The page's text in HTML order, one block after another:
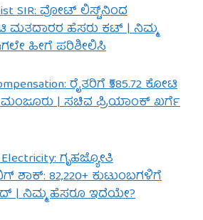
SIR: ವೋಟ್ ಲಿಸ್ಟ್‌ನಿಂದ
ಮತದಾರರ ಹೆಸರು ಕಟ್ | ನಿಮ್ಮ
ಹೀಗೆ ಪರಿಶೀಲಿಸಿ
ರೈತರಿಗೆ ₹585.72 ಕೋಟಿ
| ಸಚಿವ ಪ್ರಿಯಾಂಕ್ ಖರ್ಗೆ
Electricity: ಗೃಹಜ್ಯೋತಿ
ಶಾಕ್: 82,220+ ಕುಟುಂಬಗಳಿಗೆ
| ನಿಮ್ಮ ಹೆಸರೂ ಇದೆಯೇ?